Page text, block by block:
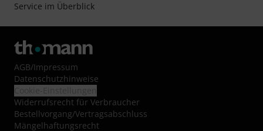
Service im Überblick
AGB/Impressum
Datenschutzhinweise
Widerrufsrecht für Verbraucher
Bestellvorgang/Vertragsabschluss
Mängelhaftungsrecht